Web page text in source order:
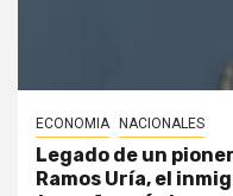
ECONOMIA NACIONALES
Legado de un
Ramos Uría, el